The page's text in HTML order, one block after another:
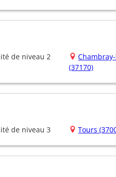
de niveau 2
(37170)
de niveau 3 Tours